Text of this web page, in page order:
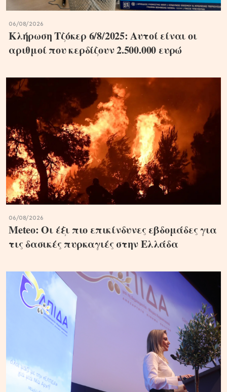
06/08/2026
Κλήρωση Τζόκερ 6/8/2025: Αυτοί είναι οι
αριθμοί που κερδίζουν 2.500.000 ευρώ
06/08/2026
Meteo: Οι έξι πιο επικίνδυνες εβδομάδες για
τις δασικές πυρκαγιές στην Ελλάδα